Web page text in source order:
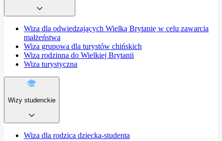
Wiza dla odwiedzających Wielką Brytanię w celu zawarcia
małżeństwa
Wiza grupowa dla turystów chińskich
Wiza rodzinna do Wielkiej Brytanii
Wiza turystyczna
Wizy studenckie
Wiza dla rodzica dziecka-studenta